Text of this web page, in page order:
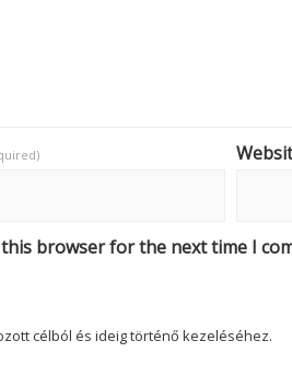
browser for the next time I
célból és ideig történő kezeléséhez.